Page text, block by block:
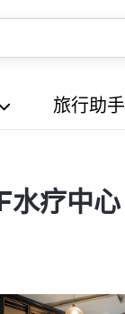
旅行助手
水疗中心